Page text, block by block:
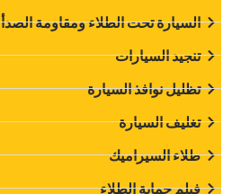
‏السيارة تحت الطلاء ومقاومة الصدأ‏
‏تنجيد السيارات‏
‏تظليل نوافذ السيارة‏
‏تغليف السيارة‏
طلاء السيراميك
‏فيلم حماية الطلاء‏